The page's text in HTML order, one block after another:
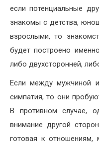
если потенциальные
знакомы с детства,
взрослыми, то
будет построено
либо двухсторонней,
Если между мужчиной
симпатия, то они
В противном случае,
внимание другой
готовая к